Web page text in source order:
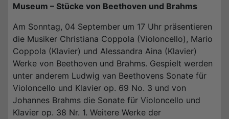
Museum – Stücke von Beethoven und Brahms
Am Sonntag, 04 September um 17 Uhr präsentieren
die Musiker Christiana Coppola (Violoncello), Mario
Coppola (Klavier) und Alessandra Aina (Klavier)
Werke von Beethoven und Brahms. Gespielt werden
unter anderem Ludwig van Beethovens Sonate für
Violoncello und Klavier op. 69 No. 3 und von
Johannes Brahms die Sonate für Violoncello und
Klavier op. 38 Nr. 1. Weitere Werke der